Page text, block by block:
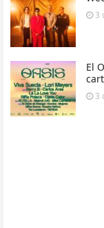
3
El
3